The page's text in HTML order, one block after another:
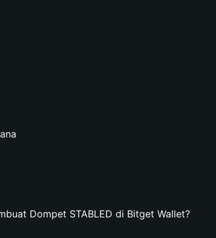
Dompet STABLED di Bitget Wallet?